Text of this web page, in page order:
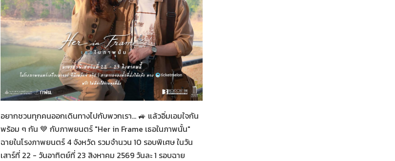
07-08-2569
Her in Frame เธอในภาพนั้น
อยากชวนทุกคนออกเดินทางไปกับพวกเรา... 🚙 แล้วอิ่มเอมใจกัน
พร้อม ๆ กัน 💙 กับภาพยนตร์ "Her in Frame เธอในภาพนั้น"
ฉายในโรงภาพยนตร์ 4 จังหวัด รวมจำนวน 10 รอบพิเศษ ในวัน
เสาร์ที่ 22 - วันอาทิตย์ที่ 23 สิงหาคม 2569 วันละ 1 รอบฉาย